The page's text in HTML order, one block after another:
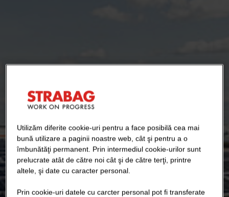
Utilizăm diferite cookie-uri pentru a face posibilă cea mai
bună utilizare a paginii noastre web, cât şi pentru a o
îmbunătăţi permanent. Prin intermediul cookie-urilor sunt
prelucrate atât de către noi cât şi de către terţi, printre
altele, şi date cu caracter personal.
Prin cookie-uri datele cu carcter personal pot fi transferate